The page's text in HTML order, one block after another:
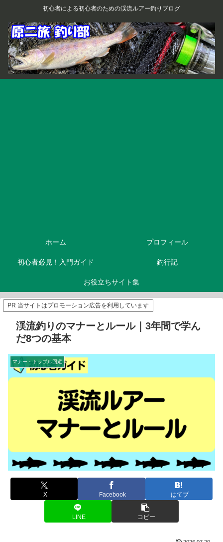
初心者による初心者のための渓流ルアー釣りブログ
ホーム プロフィール
初心者必見！入門ガイド 釣行記
お役立ちサイト集
PR 当サイトはプロモーション広告を利用しています
渓流釣りのマナーとルール｜3年間で学ん
だ8つの基本
マナー・トラブル回避
X Facebook はてブ
LINE コピー